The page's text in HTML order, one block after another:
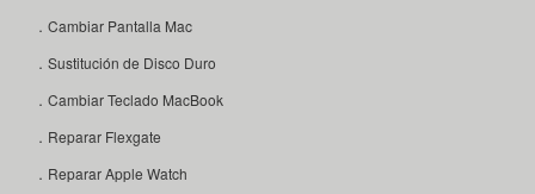
．Cambiar Pantalla Mac
．Sustitución de Disco Duro
．Cambiar Teclado MacBook
．Reparar Flexgate
．Reparar Apple Watch